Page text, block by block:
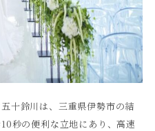
十鈴川は、三重県伊勢市の結
秒の便利な立地にあり、高速